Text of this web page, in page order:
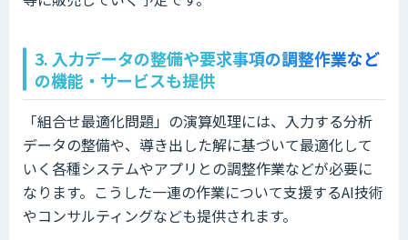
3. 入力データの整備や要求事項の調整作業など
の機能・サービスも提供
「組合せ最適化問題」の演算処理には、入力する分析
データの整備や、導き出した解に基づいて最適化して
いく各種システムやアプリとの調整作業などが必要に
なります。こうした一連の作業について支援するAI技術
やコンサルティングなども提供されます。